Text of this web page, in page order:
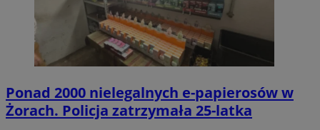
Ponad 2000 nielegalnych e-papierosów w
Żorach. Policja zatrzymała 25-latka